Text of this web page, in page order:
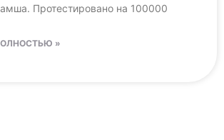
Протестировано на 100000
»